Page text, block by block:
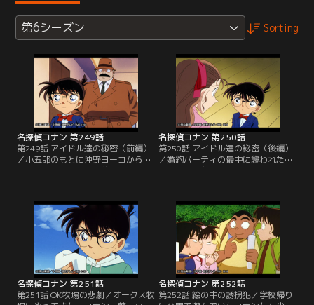
第6シーズン Sorting
名探偵コナン 第249話
第249話 アイドル達の秘密（前編）
／小五郎のもとに沖野ヨーコから友
人で女優の草野薫の婚約パーティの
と星野輝美とともに、薫が風呂から
出た時にアースレディースの衣装で
出迎えてビックリさせようという計
画だが、薫は一向に出てこない。心
配になり見に行くと、そこには無残
な薫の姿が…。
名探偵コナン 第250話
第250話 アイドル達の秘密（後編）
／婚約パーティの最中に襲われた沖
野ヨーコの友人で女優の草野薫。そ
た。最近ストーカーに付きまとわれ
ていると言っていた薫の証言と部屋
の中から見つかった盗聴器により、
外部の人間による犯行と思われた
が…。
名探偵コナン 第251話
第251話 OK牧場の悲劇／オークス牧
名探偵コナン 第252話
第252話 絵の中の誘拐犯／学校帰り